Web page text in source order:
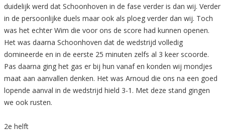
duidelijk werd dat Schoonhoven in de fase verder is dan wij. Verder
in de persoonlijke duels maar ook als ploeg verder dan wij. Toch
was het echter Wim die voor ons de score had kunnen openen.
Het was daarna Schoonhoven dat de wedstrijd volledig
domineerde en in de eerste 25 minuten zelfs al 3 keer scoorde.
Pas daarna ging het gas er bij hun vanaf en konden wij mondjes
maat aan aanvallen denken. Het was Arnoud die ons na een goed
lopende aanval in de wedstrijd hield 3-1. Met deze stand gingen
we ook rusten.
2e helft